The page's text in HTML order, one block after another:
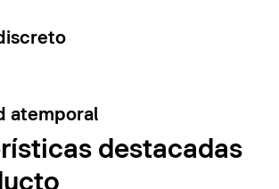
atemporal
destacadas